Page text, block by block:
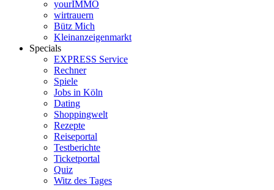
yourIMMO
wirtrauern
Bütz Mich
Kleinanzeigenmarkt
Specials
EXPRESS Service
Rechner
Spiele
Jobs in Köln
Dating
Shoppingwelt
Rezepte
Reiseportal
Testberichte
Ticketportal
Quiz
Witz des Tages